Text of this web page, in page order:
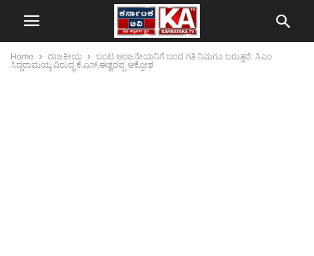
Home ರಾಜಕೀಯ
ಬಂಟ ಆಂಜನೇಯನಿಗೆ ಬಂದ ಗತಿ ನಿಮಗೂ ಬರುತ್ತದೆ: ಸಿಎಂ
ಸಿದ್ದರಾಮಯ್ಯ ವಿರುದ್ಧ ಕೆ.ಎಸ್.ಈಶ್ವರಪ್ಪ ಆಕ್ರೋಶ